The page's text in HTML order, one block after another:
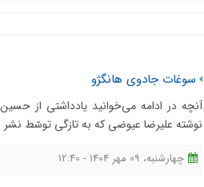
سوغات جادوی هانگژو
آنچه در ادامه می‌خوانید یادداشتی از
نوشته علیرضا عیوضی که به تازگی توسّط نشر
چهارشنبه، 09 مهر 1404 - 12:40